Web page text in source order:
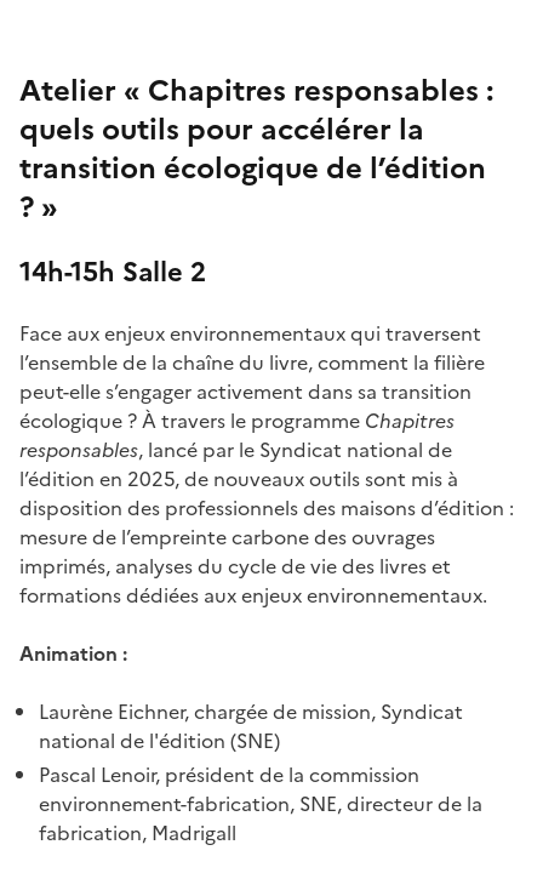
Atelier « Chapitres responsables :
quels outils pour accélérer la
transition écologique de l’édition
? »
14h-15h Salle 2
Face aux enjeux environnementaux qui traversent
l’ensemble de la chaîne du livre, comment la filière
peut-elle s’engager activement dans sa transition
écologique ? À travers le programme Chapitres
responsables, lancé par le Syndicat national de
l’édition en 2025, de nouveaux outils sont mis à
disposition des professionnels des maisons d’édition :
mesure de l’empreinte carbone des ouvrages
imprimés, analyses du cycle de vie des livres et
formations dédiées aux enjeux environnementaux.
Animation :
Laurène Eichner, chargée de mission, Syndicat
national de l'édition (SNE)
Pascal Lenoir, président de la commission
environnement-fabrication, SNE, directeur de la
fabrication, Madrigall